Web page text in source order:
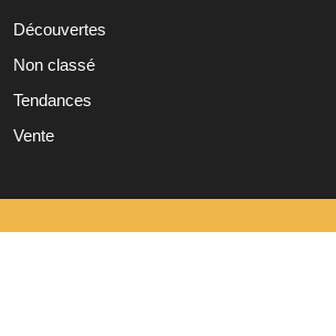
Découvertes
Non classé
Tendances
Vente